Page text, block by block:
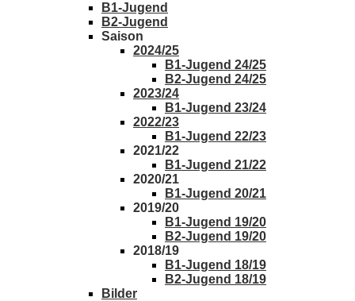
B1-Jugend
B2-Jugend
Saison
2024/25
B1-Jugend 24/25
B2-Jugend 24/25
2023/24
B1-Jugend 23/24
2022/23
B1-Jugend 22/23
2021/22
B1-Jugend 21/22
2020/21
B1-Jugend 20/21
2019/20
B1-Jugend 19/20
B2-Jugend 19/20
2018/19
B1-Jugend 18/19
B2-Jugend 18/19
Bilder